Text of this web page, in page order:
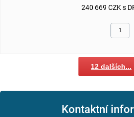
240 669 CZK s
12 dalších...
Kontaktní